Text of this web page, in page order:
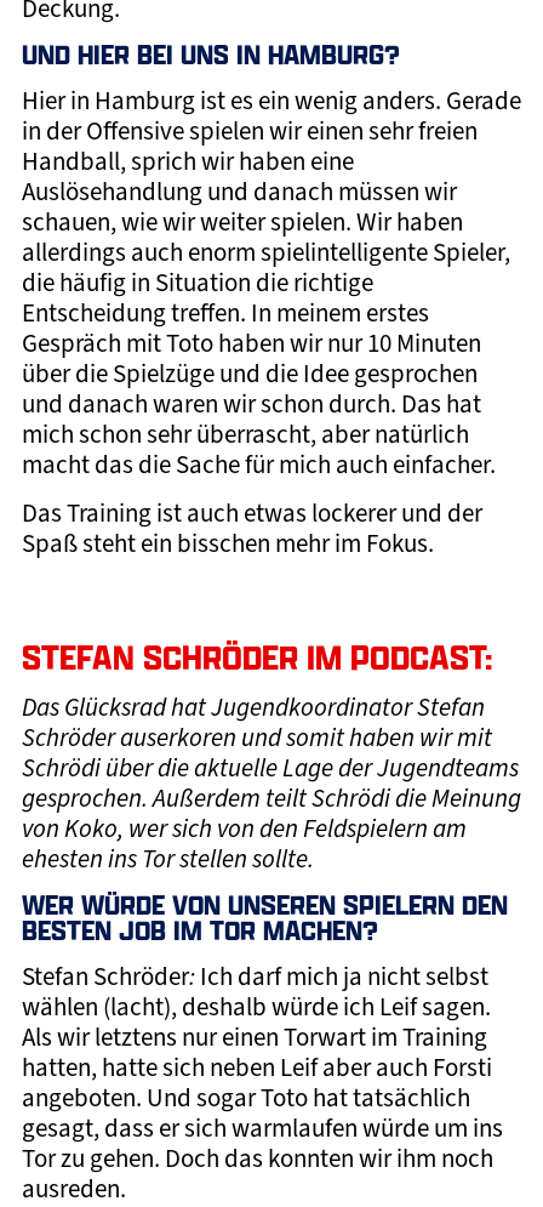
Deckung.
UND HIER BEI UNS IN HAMBURG?
Hier in Hamburg ist es ein wenig anders. Gerade
in der Offensive spielen wir einen sehr freien
Handball, sprich wir haben eine
Auslösehandlung und danach müssen wir
schauen, wie wir weiter spielen. Wir haben
allerdings auch enorm spielintelligente Spieler,
die häufig in Situation die richtige
Entscheidung treffen. In meinem erstes
Gespräch mit Toto haben wir nur 10 Minuten
über die Spielzüge und die Idee gesprochen
und danach waren wir schon durch. Das hat
mich schon sehr überrascht, aber natürlich
macht das die Sache für mich auch einfacher.
Das Training ist auch etwas lockerer und der
Spaß steht ein bisschen mehr im Fokus.
STEFAN SCHRÖDER IM PODCAST:
Das Glücksrad hat Jugendkoordinator Stefan
Schröder auserkoren und somit haben wir mit
Schrödi über die aktuelle Lage der Jugendteams
gesprochen. Außerdem teilt Schrödi die Meinung
von Koko, wer sich von den Feldspielern am
ehesten ins Tor stellen sollte.
WER WÜRDE VON UNSEREN SPIELERN DEN
BESTEN JOB IM TOR MACHEN?
Stefan Schröder:Ich darf mich ja nicht selbst
wählen (lacht), deshalb würde ich Leif sagen.
Als wir letztens nur einen Torwart im Training
hatten, hatte sich neben Leif aber auch Forsti
angeboten. Und sogar Toto hat tatsächlich
gesagt, dass er sich warmlaufen würde um ins
Tor zu gehen. Doch das konnten wir ihm noch
ausreden.